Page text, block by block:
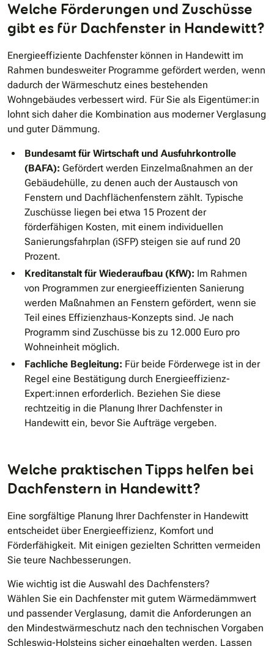
Welche Förderungen und Zuschüsse
gibt es für Dachfenster in Handewitt?
Energieeffiziente Dachfenster können in Handewitt im
Rahmen bundesweiter Programme gefördert werden, wenn
dadurch der Wärmeschutz eines bestehenden
Wohngebäudes verbessert wird. Für Sie als Eigentümer:in
lohnt sich daher die Kombination aus moderner Verglasung
und guter Dämmung.
Bundesamt für Wirtschaft und Ausfuhrkontrolle
(BAFA): Gefördert werden Einzelmaßnahmen an der
Gebäudehülle, zu denen auch der Austausch von
Fenstern und Dachflächenfenstern zählt. Typische
Zuschüsse liegen bei etwa 15 Prozent der
förderfähigen Kosten, mit einem individuellen
Sanierungsfahrplan (iSFP) steigen sie auf rund 20
Prozent.
Kreditanstalt für Wiederaufbau (KfW): Im Rahmen
von Programmen zur energieeffizienten Sanierung
werden Maßnahmen an Fenstern gefördert, wenn sie
Teil eines Effizienzhaus-Konzepts sind. Je nach
Programm sind Zuschüsse bis zu 12.000 Euro pro
Wohneinheit möglich.
Fachliche Begleitung: Für beide Förderwege ist in der
Regel eine Bestätigung durch Energieeffizienz-
Expert:innen erforderlich. Beziehen Sie diese
rechtzeitig in die Planung Ihrer Dachfenster in
Handewitt ein, bevor Sie Aufträge vergeben.
Welche praktischen Tipps helfen bei
Dachfenstern in Handewitt?
Eine sorgfältige Planung Ihrer Dachfenster in Handewitt
entscheidet über Energieeffizienz, Komfort und
Förderfähigkeit. Mit einigen gezielten Schritten vermeiden
Sie teure Nachbesserungen.
Wie wichtig ist die Auswahl des Dachfensters?
Wählen Sie ein Dachfenster mit gutem Wärmedämmwert
und passender Verglasung, damit die Anforderungen an
den Mindestwärmeschutz nach den technischen Vorgaben
Schleswig-Holsteins sicher eingehalten werden. Lassen